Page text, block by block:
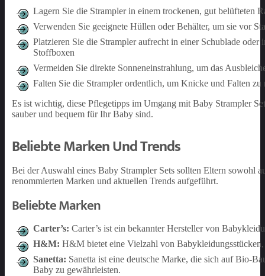
Lagern Sie die Strampler in einem trockenen, gut belüfteten
Verwenden Sie geeignete Hüllen oder Behälter, um sie vor
Platzieren Sie die Strampler aufrecht in einer Schublade
Stoffboxen
Vermeiden Sie direkte Sonneneinstrahlung, um das
Falten Sie die Strampler ordentlich, um Knicke und Falten zu
Es ist wichtig, diese Pflegetipps im Umgang mit Baby Strampler
sauber und bequem für Ihr Baby sind.
Beliebte Marken Und Trends
Bei der Auswahl eines Baby Strampler Sets sollten Eltern sowohl
renommierten Marken und aktuellen Trends aufgeführt.
Beliebte Marken
Carter’s: Carter’s ist ein bekannter Hersteller von
H&M: H&M bietet eine Vielzahl von
Sanetta: Sanetta ist eine deutsche Marke, die sich auf Bio-
Baby zu gewährleisten.